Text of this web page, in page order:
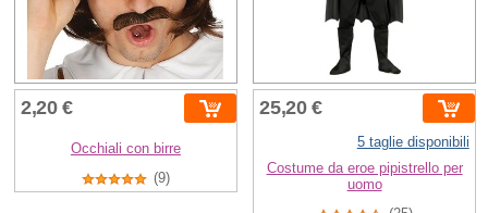
2,20 €
Occhiali con birre
(9)
25,20 €
5 taglie disponibili
Costume da eroe pipistrello per
uomo